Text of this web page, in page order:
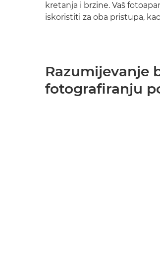
kretanja i brzine. Vaš
iskoristiti za oba pristupa,
Razumijevanje
fotografiranju